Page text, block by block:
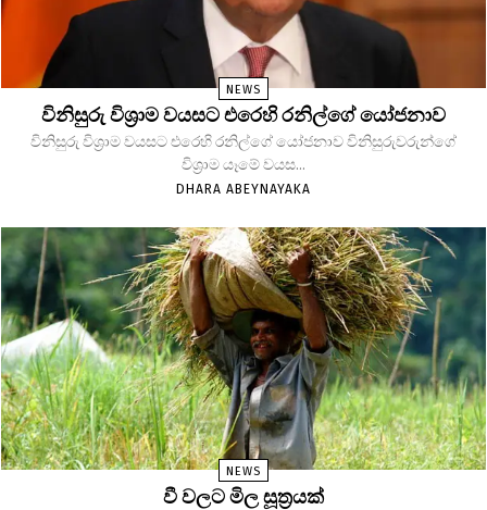
NEWS
විනිසුරු විශ්‍රාම වයසට එරෙහි රනිල්ගේ යෝජනාව
විනිසුරු විශ්‍රාම වයසට එරෙහි රනිල්ගේ යෝජනාව විනිසුරුවරුන්ගේ
විශ්‍රාම යෑමේ වයස...
DHARA ABEYNAYAKA
NEWS
වී වලට මිල සූත්‍රයක්